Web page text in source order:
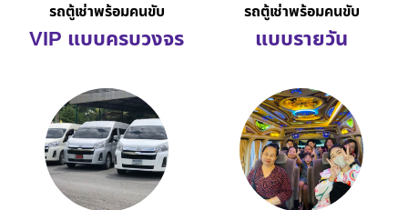
รถตู้เช่าพร้อมคนขับ
VIP แบบครบวงจร
รถตู้เช่าพร้อมคนขับ
แบบรายวัน